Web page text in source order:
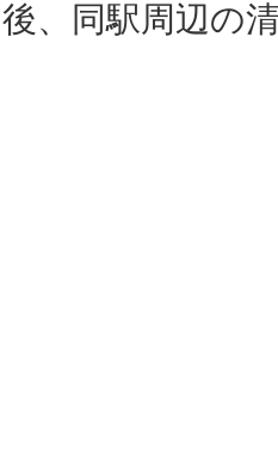
、同駅周辺の